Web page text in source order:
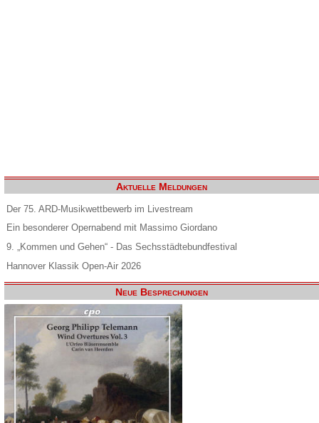
Aktuelle Meldungen
Der 75. ARD-Musikwettbewerb im Livestream
Ein besonderer Opernabend mit Massimo Giordano
9. „Kommen und Gehen“ - Das Sechsstädtebundfestival
Hannover Klassik Open-Air 2026
Neue Besprechungen